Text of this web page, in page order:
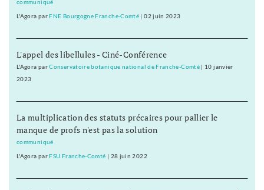
communiqué
L'Agora parFNE Bourgogne Franche-Comté |02 juin 2023
L'appel des libellules - Ciné-Conférence
L'Agora parConservatoire botanique national de Franche-Comté| 10 janvier
2023
La multiplication des statuts précaires pour pallier le
manque de profs n'est pas la solution
communiqué
L'Agora parFSU Franche-Comté | 28 juin 2022